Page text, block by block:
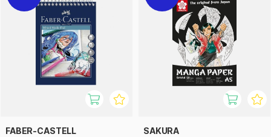
FABER-CASTELL SAKURA